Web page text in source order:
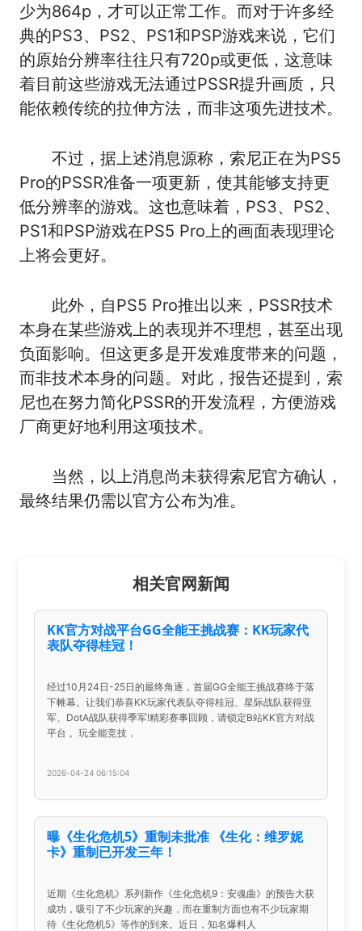
少为864p，才可以正常工作。而对于许多经
典的PS3、PS2、PS1和PSP游戏来说，它们
的原始分辨率往往只有720p或更低，这意味
着目前这些游戏无法通过PSSR提升画质，只
能依赖传统的拉伸方法，而非这项先进技术。
不过，据上述消息源称，索尼正在为PS5
Pro的PSSR准备一项更新，使其能够支持更
低分辨率的游戏。这也意味着，PS3、PS2、
PS1和PSP游戏在PS5 Pro上的画面表现理论
上将会更好。
此外，自PS5 Pro推出以来，PSSR技术
本身在某些游戏上的表现并不理想，甚至出现
负面影响。但这更多是开发难度带来的问题，
而非技术本身的问题。对此，报告还提到，索
尼也在努力简化PSSR的开发流程，方便游戏
厂商更好地利用这项技术。
当然，以上消息尚未获得索尼官方确认，
最终结果仍需以官方公布为准。
相关官网新闻
KK官方对战平台GG全能王挑战赛：KK玩家代
表队夺得桂冠！
经过10月24日-25日的最终角逐，首届GG全能王挑战赛终于落
下帷幕。让我们恭喜KK玩家代表队夺得桂冠、星际战队获得亚
军、DotA战队获得季军!精彩赛事回顾，请锁定B站KK官方对战
平台 。玩全能竞技，
2026-04-24 06:15:04
曝《生化危机5》重制未批准 《生化：维罗妮
卡》重制已开发三年！
近期《生化危机》系列新作《生化危机9：安魂曲》的预告大获
成功，吸引了不少玩家的兴趣，而在重制方面也有不少玩家期
待《生化危机5》等作的到来。近日，知名爆料人